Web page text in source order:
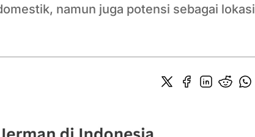
namun juga potensi sebagai lokasi